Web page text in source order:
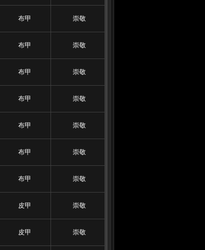
布甲 崇敬
布甲 崇敬
布甲 崇敬
布甲 崇敬
布甲 崇敬
布甲 崇敬
布甲 崇敬
皮甲 崇敬
皮甲 崇敬